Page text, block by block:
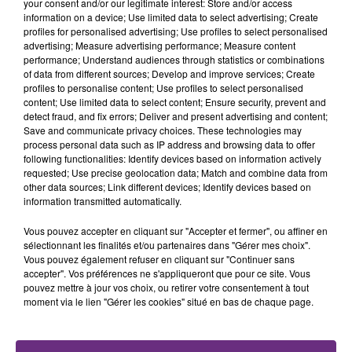
LA CENTRALE NUCLÉAIRE DE CHOOZ
TOUJOURS À L'ARRÊT
Cela fait déjà une semaine que la centrale
nucléaire ardennaise est à l'arrêt. Une situation
justifiée par la sécheresse intense qui est toujours
présente.
LE MAGASIN JOUÉCLUB DE REIMS FERME
SES PORTES
rémois. Le magasin JouéClub est contraint de
your consent and/or our legitimate interest: Store and/or access
information on a device; Use limited data to select advertising; Create
profiles for personalised advertising; Use profiles to select personalised
advertising; Measure advertising performance; Measure content
performance; Understand audiences through statistics or combinations
of data from different sources; Develop and improve services; Create
profiles to personalise content; Use profiles to select personalised
content; Use limited data to select content; Ensure security, prevent and
detect fraud, and fix errors; Deliver and present advertising and content;
Save and communicate privacy choices. These technologies may
process personal data such as IP address and browsing data to offer
following functionalities: Identify devices based on information actively
requested; Use precise geolocation data; Match and combine data from
other data sources; Link different devices; Identify devices based on
information transmitted automatically.
Vous pouvez accepter en cliquant sur "Accepter et fermer", ou affiner en
sélectionnant les finalités et/ou partenaires dans "Gérer mes choix".
Vous pouvez également refuser en cliquant sur "Continuer sans
accepter". Vos préférences ne s'appliqueront que pour ce site. Vous
pouvez mettre à jour vos choix, ou retirer votre consentement à tout
moment via le lien "Gérer les cookies" situé en bas de chaque page.